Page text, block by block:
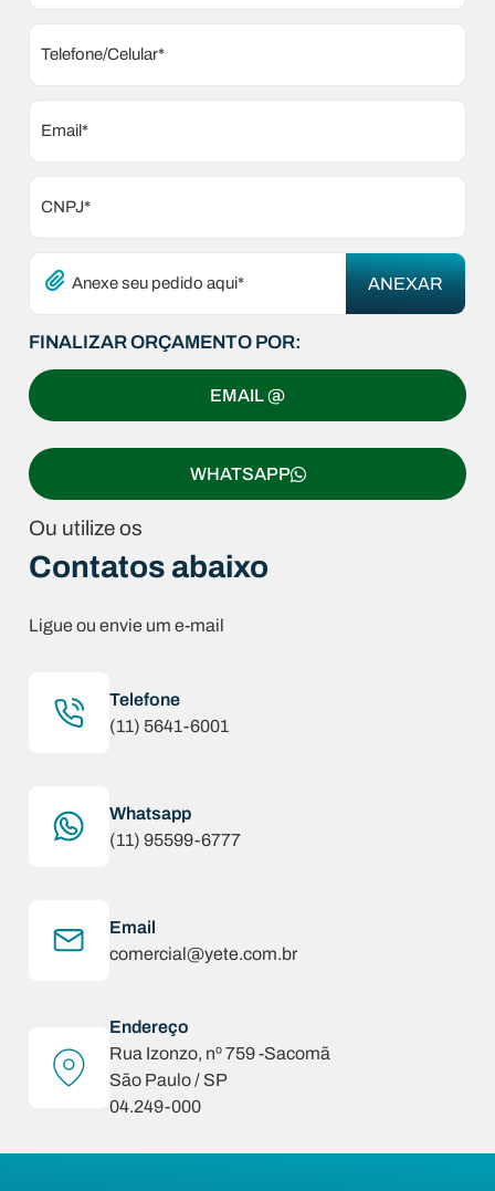
Telefone/Celular*
Email*
CNPJ*
Anexe seu pedido aqui*
FINALIZAR ORÇAMENTO POR:
EMAIL @
WHATSAPP
Ou utilize os
Contatos abaixo
Ligue ou envie um e-mail
Telefone
(11) 5641-6001
Whatsapp
(11) 95599-6777
Email
comercial@yete.com.br
Endereço
Rua Izonzo, nº 759 -Sacomã
São Paulo / SP
04.249-000